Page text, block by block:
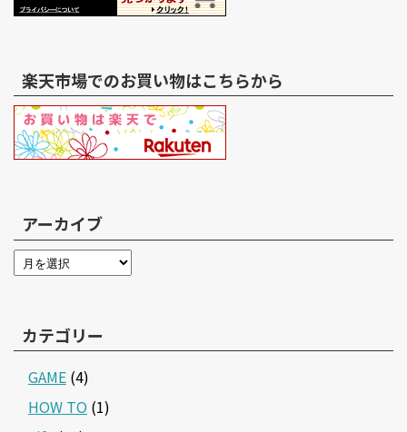
楽天市場でのお買い物はこちらから
アーカイブ
カテゴリー
GAME (4)
HOW TO (1)